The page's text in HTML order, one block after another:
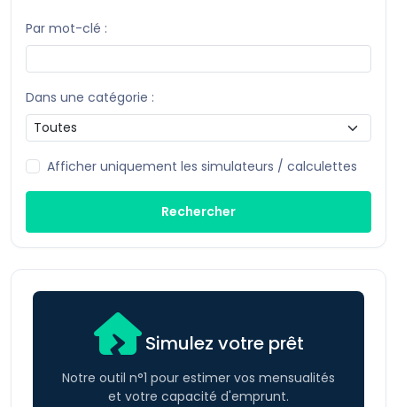
Par mot-clé :
Dans une catégorie :
Afficher uniquement les simulateurs / calculettes
Rechercher
Simulez votre prêt
Notre outil n°1 pour estimer vos mensualités
et votre capacité d'emprunt.